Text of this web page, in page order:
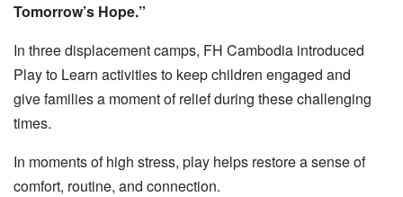
Tomorrow’s Hope.”
In three displacement camps, FH Cambodia introduced
Play to Learn activities to keep children engaged and
give families a moment of relief during these challenging
times.
In moments of high stress, play helps restore a sense of
comfort, routine, and connection.